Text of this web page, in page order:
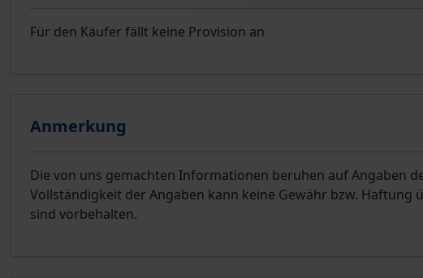
Für den Käufer fällt keine Provision an
Anmerkung
Die von uns gemachten Informationen beruhen auf Angaben
Vollständigkeit der Angaben kann keine Gewähr bzw.
sind vorbehalten.